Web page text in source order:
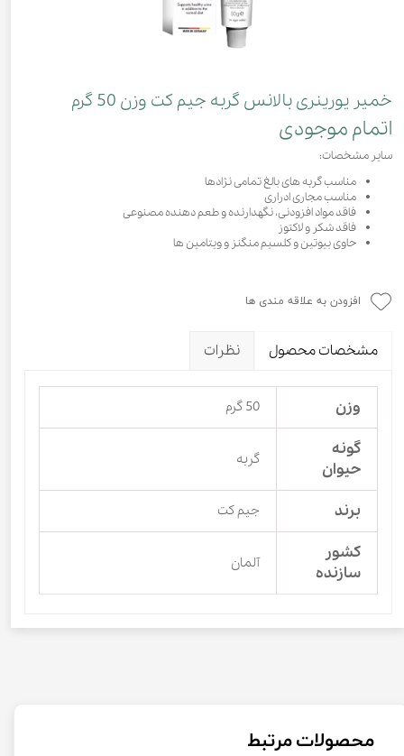
خمیر یورینری بالانس گربه جیم کت وزن 50 گرم
اتمام موجودی
سایر مشخصات:
مناسب گربه های بالغ تمامی نژادها
مناسب مجاری ادراری
فاقد مواد افزودنی، نگهدارنده و طعم دهنده مصنوعی
فاقد شکر و لاکتوز
حاوی بیوتین و کلسیم منگنز و ویتامین ها
افزودن به علاقه مندی ها
مشخصات محصول نظرات
وزن 50 گرم
گونه
حیوان
گربه
برند جیم کت
کشور
سازنده
آلمان
محصولات مرتبط